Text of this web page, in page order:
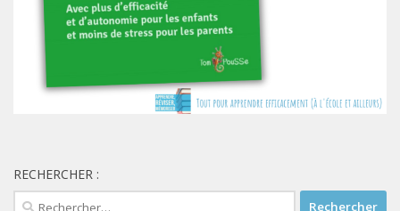
RECHERCHER :
Rechercher :